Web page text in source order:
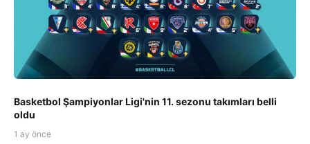
Basketbol Şampiyonlar Ligi'nin 11. sezonu takımları belli
oldu
1 ay önce